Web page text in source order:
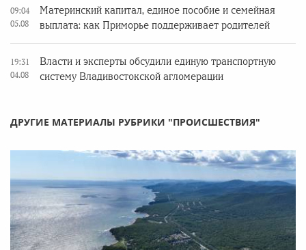
09:04
05.08
Материнский капитал, единое пособие и семейная
выплата: как Приморье поддерживает родителей
19:31
04.08
Власти и эксперты обсудили единую транспортную
систему Владивостокской агломерации
ДРУГИЕ МАТЕРИАЛЫ РУБРИКИ "ПРОИСШЕСТВИЯ"